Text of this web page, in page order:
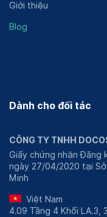
Giới thiệu
Blog
Dành cho đối tác
CÔNG TY TNHH
Giấy chứng nhận Đăng
ngày 27/04/2020 tại
Minh
Việt Nam
4.09 Tầng 4 Khối LA.3,